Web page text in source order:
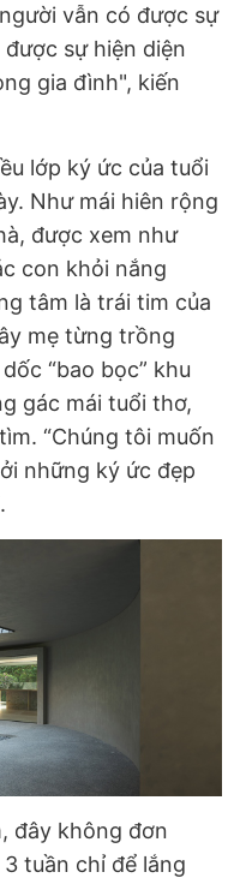
vẫn có được sự
sự hiện diện
gia đình", kiến
lớp ký ức của tuổi
Như mái hiên rộng
được xem như
con khỏi nắng
tâm là trái tim của
mẹ từng trồng
“bao bọc” khu
gác mái tuổi thơ,
“Chúng tôi muốn
những ký ức đẹp
đây không đơn
tuần chỉ để lắng